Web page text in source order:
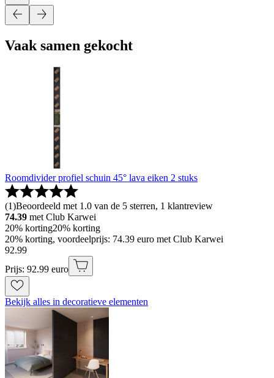
Vaak samen gekocht
Roomdivider profiel schuin 45° lava eiken 2 stuks
(1)Beoordeeld met 1.0 van de 5 sterren, 1 klantreview
74.39 met Club Karwei
20% korting20% korting
20% korting, voordeelprijs: 74.39 euro met Club Karwei
92.99
Prijs: 92.99 euro
Bekijk alles in decoratieve elementen